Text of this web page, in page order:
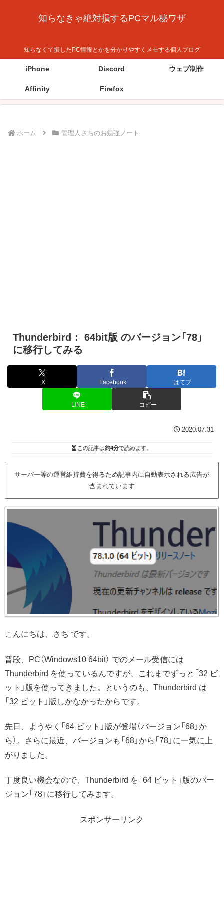
知らなきゃ絶対損するPCマル秘ワザ
知らなくて損したPC情報とかを分かりやすくメモする個人ブログ
iPhone Discord ウェブ制作
Affinity Firefox
ホーム 管理人さちのお勉強ノート
Thunderbird： 64bit版 のバージョン「78」
に移行してみる
X Facebook はてブ
LINE コピー
2020.07.31
この記事は約4分で読めます。
サーバー等の運営維持費を得るため記事内に自動表示される広告が
含まれています
こんにちは、さち です。
普段、PC（Windows10 64bit） でのメール受信には
Thunderbird を使っているんですが、これまでずっと「32 ビ
ット」版を使ってきました。というのも、Thunderbird は
「32 ビット」版しかなかったからです。
先日、ようやく「64 ビット」版が登場（バージョン「68」か
ら）。さらに最近、バージョンも「68」から「78」に一気に上
がりました。
丁度良い機会なので、Thunderbird を「64 ビット」版のバー
ジョン「78」に移行してみます。
スポンサーリンク